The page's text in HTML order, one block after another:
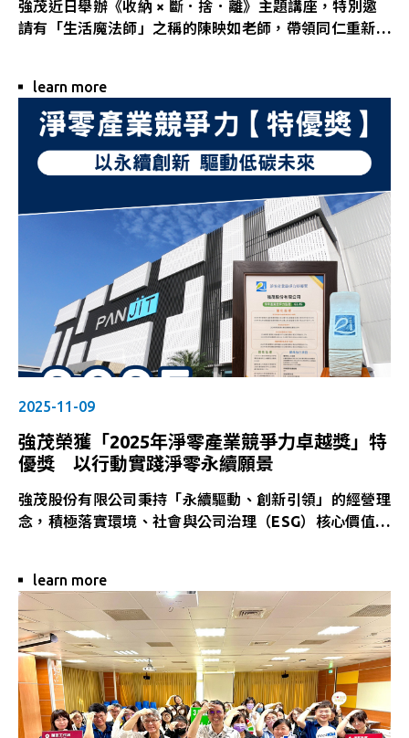
強茂近日舉辦《收納 × 斷．捨．離》主題講座，特別邀
請有「生活魔法師」之稱的陳映如老師，帶領同仁重新認
調整的啟發。
learn more
2025-11-09
強茂榮獲「2025年淨零產業競爭力卓越獎」特
優獎 以行動實踐淨零永續願景
強茂股份有限公司秉持「永續驅動、創新引領」的經營理
念，積極落實環境、社會與公司治理（ESG）核心價值，
獎，充分展現強茂在推動淨零減碳與永續經營方面的堅定
承諾與卓越成果。
learn more